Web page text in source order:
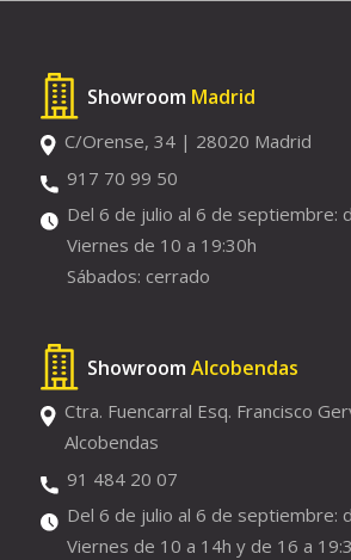
Showroom Madrid
C/Orense, 34 | 28020 Madrid
917 70 99 50
Del 6 de julio al 6 de septiembre:
Viernes de 10 a 19:30h
Sábados: cerrado
Showroom Alcobendas
Ctra. Fuencarral Esq. Francisco
Alcobendas
91 484 20 07
Del 6 de julio al 6 de septiembre:
Viernes de 10 a 14h y de 16 a